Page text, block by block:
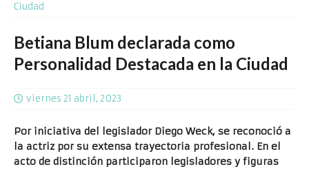
Ciudad
Betiana Blum declarada como
Personalidad Destacada en la Ciudad
viernes 21 abril, 2023
Por iniciativa del legislador Diego Weck, se reconoció a
la actriz por su extensa trayectoria profesional. En el
acto de distinción participaron legisladores y figuras